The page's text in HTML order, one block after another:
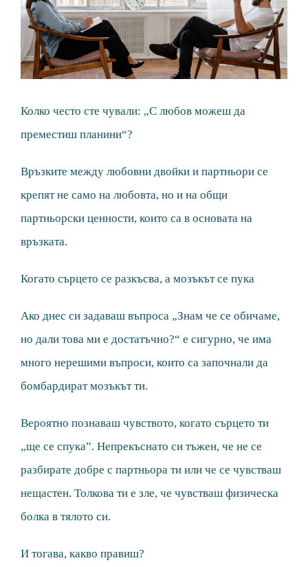
Image
Колко често сте чували: „С любов можеш да
преместиш планини“?
Връзките между любовни двойки и партньори се
крепят не само на любовта, но и на общи
партньорски ценности, които са в основата на
връзката.
Когато сърцето се разкъсва, а мозъкът се пука
Ако днес си задаваш въпроса „Знам че се обичаме,
но дали това ми е достатъчно?“ е сигурно, че има
много нерешими въпроси, които са започнали да
бомбардират мозъкът ти.
Вероятно познаваш чувството, когато сърцето ти
„ще се спука”. Непрекъснато си тъжен, че не се
разбирате добре с партньора ти или че се чувстваш
нещастен. Толкова ти е зле, че чувстваш физическа
болка в тялото си.
И тогава, какво правиш?